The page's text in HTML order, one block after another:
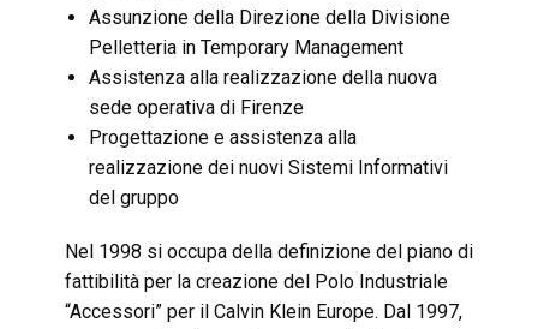
Assunzione della Direzione della Divisione
Pelletteria in Temporary Management
Assistenza alla realizzazione della nuova
sede operativa di Firenze
Progettazione e assistenza alla
realizzazione dei nuovi Sistemi Informativi
del gruppo
Nel 1998 si occupa della definizione del piano di
fattibilità per la creazione del Polo Industriale
“Accessori” per il Calvin Klein Europe. Dal 1997,